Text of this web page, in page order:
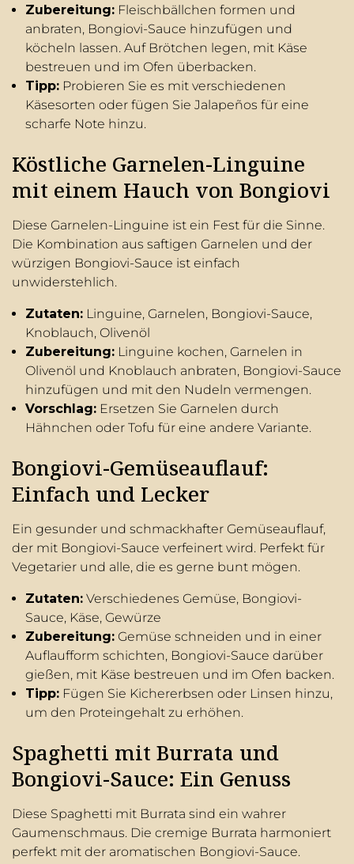
Zubereitung: Fleischbällchen formen und
anbraten, Bongiovi-Sauce hinzufügen und
köcheln lassen. Auf Brötchen legen, mit Käse
bestreuen und im Ofen überbacken.
Tipp: Probieren Sie es mit verschiedenen
Käsesorten oder fügen Sie Jalapeños für eine
scharfe Note hinzu.
Köstliche Garnelen-Linguine
mit einem Hauch von Bongiovi
Diese Garnelen-Linguine ist ein Fest für die Sinne.
Die Kombination aus saftigen Garnelen und der
würzigen Bongiovi-Sauce ist einfach
unwiderstehlich.
Zutaten: Linguine, Garnelen, Bongiovi-Sauce,
Knoblauch, Olivenöl
Zubereitung: Linguine kochen, Garnelen in
Olivenöl und Knoblauch anbraten, Bongiovi-Sauce
hinzufügen und mit den Nudeln vermengen.
Vorschlag: Ersetzen Sie Garnelen durch
Hähnchen oder Tofu für eine andere Variante.
Bongiovi-Gemüseauflauf:
Einfach und Lecker
Ein gesunder und schmackhafter Gemüseauflauf,
der mit Bongiovi-Sauce verfeinert wird. Perfekt für
Vegetarier und alle, die es gerne bunt mögen.
Zutaten: Verschiedenes Gemüse, Bongiovi-
Sauce, Käse, Gewürze
Zubereitung: Gemüse schneiden und in einer
Auflaufform schichten, Bongiovi-Sauce darüber
gießen, mit Käse bestreuen und im Ofen backen.
Tipp: Fügen Sie Kichererbsen oder Linsen hinzu,
um den Proteingehalt zu erhöhen.
Spaghetti mit Burrata und
Bongiovi-Sauce: Ein Genuss
Diese Spaghetti mit Burrata sind ein wahrer
Gaumenschmaus. Die cremige Burrata harmoniert
perfekt mit der aromatischen Bongiovi-Sauce.